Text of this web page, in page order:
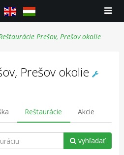
Prešov, Prešov okolie
Prešov okolie
Reštaurácie Akcie
vyhľadať